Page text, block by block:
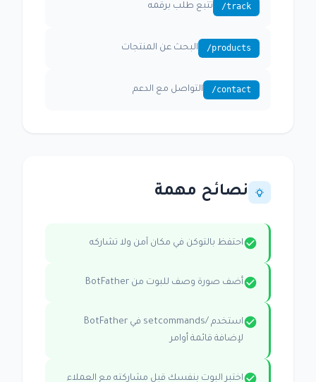
/track تتبع طلب برقمه
/products البحث عن المنتجات
/contact التواصل مع الدعم
نصائح مهمة
احتفظ بالتوكن في مكان آمن ولا تشاركه
أضف صورة وصف للبوت من BotFather
استخدم /setcommands في BotFather
لإضافة قائمة أوامر
اختبر البوت بنفسك قبل مشاركته مع العملاء